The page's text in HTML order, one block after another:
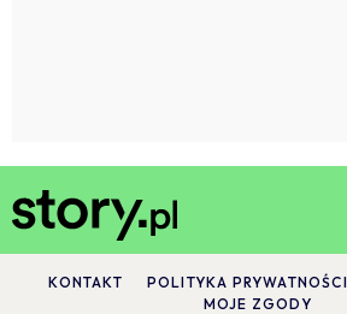
KONTAKT POLITYKA PRYWATNOŚCI
MOJE ZGODY